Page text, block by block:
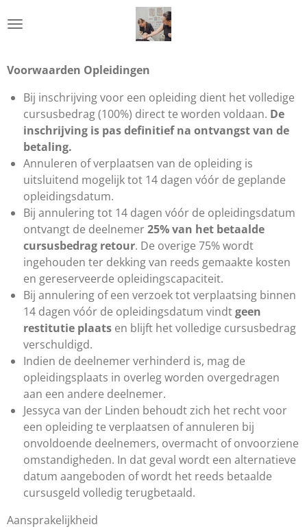
direct
de
Voorwaarden Opleidingen
Bij inschrijving voor een opleiding dient het volledige
cursusbedrag (100%) direct te worden voldaan. De
inschrijving is pas definitief na ontvangst van de
betaling.
Annuleren of verplaatsen van de opleiding is
uitsluitend mogelijk tot 14 dagen vóór de geplande
opleidingsdatum.
Bij annulering tot 14 dagen vóór de opleidingsdatum
ontvangt de deelnemer25% van het betaalde
cursusbedrag retour. De overige 75% wordt
ingehouden ter dekking van reeds gemaakte kosten
en gereserveerde opleidingscapaciteit.
Bij annulering of een verzoek tot verplaatsing binnen
14 dagen vóór de opleidingsdatum vindtgeen
restitutie plaats en blijft het volledige cursusbedrag
verschuldigd.
Indien de deelnemer verhinderd is, mag de
opleidingsplaats in overleg worden overgedragen
aan een andere deelnemer.
Jessyca van der Linden behoudt zich het recht voor
een opleiding te verplaatsen of annuleren bij
onvoldoende deelnemers, overmacht of onvoorziene
omstandigheden. In dat geval wordt een alternatieve
datum aangeboden of wordt het reeds betaalde
cursusgeld volledig terugbetaald.
Aansprakelijkheid